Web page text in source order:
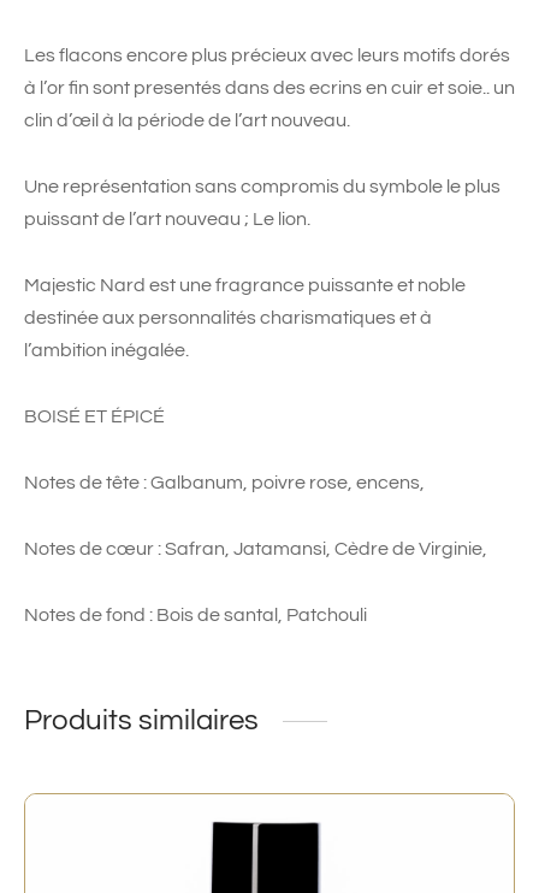
Les flacons encore plus précieux avec leurs motifs dorés
à l’or fin sont presentés dans des ecrins en cuir et soie.. un
clin d’œil à la période de l’art nouveau.
Une représentation sans compromis du symbole le plus
puissant de l’art nouveau ; Le lion.
Majestic Nard est une fragrance puissante et noble
destinée aux personnalités charismatiques et à
l’ambition inégalée.
BOISÉ ET ÉPICÉ
Notes de tête : Galbanum, poivre rose, encens,
Notes de cœur : Safran, Jatamansi, Cèdre de Virginie,
Notes de fond : Bois de santal, Patchouli
Produits similaires